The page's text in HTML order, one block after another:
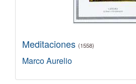
Meditaciones (1558)
Marco Aurelio